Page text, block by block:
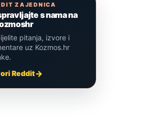
ZAJEDNICA
s nama na
pitanja, izvore i
uz Kozmos.hr
Reddit